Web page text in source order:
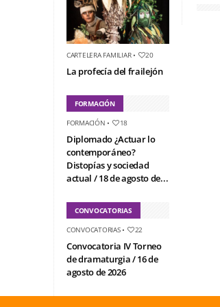
CARTELERA FAMILIAR• 20
La profecía del frailejón
FORMACIÓN
FORMACIÓN • 18
Diplomado ¿Actuar lo
contemporáneo?
Distopías y sociedad
actual / 18 de agosto de...
CONVOCATORIAS
CONVOCATORIAS• 22
Convocatoria IV Torneo
de dramaturgia / 16 de
agosto de 2026